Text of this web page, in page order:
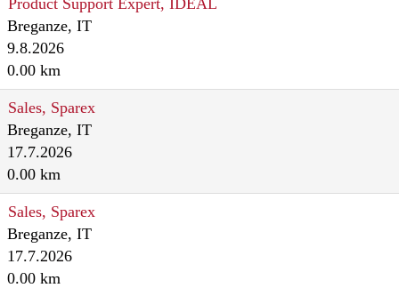
Product Support Expert, IDEAL
Breganze, IT
9.8.2026
0.00 km
Sales, Sparex
Breganze, IT
17.7.2026
0.00 km
Sales, Sparex
Breganze, IT
17.7.2026
0.00 km